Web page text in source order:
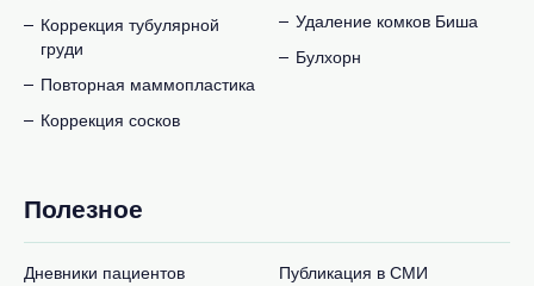
Коррекция тубулярной
груди
Повторная маммопластика
Коррекция сосков
Удаление комков Биша
Булхорн
Полезное
Дневники пациентов Публикация в СМИ